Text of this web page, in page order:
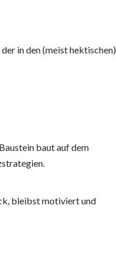
, der in den (meist hektischen)
baut auf dem
bleibst motiviert und